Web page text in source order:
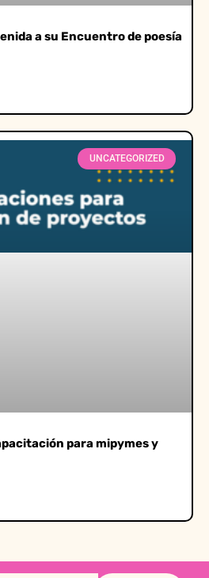
a su Encuentro de poesía
UNCATEGORIZED
para mipymes y